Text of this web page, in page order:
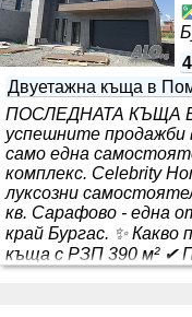
Двуетажна къща в
ПОСЛЕДНАТА КЪЩА В
успешните продажби
само една
комплекс. Celebrity
луксозни
кв. Сарафово - една
край Бургас. ✨
къща с РЗП 390 м² ✔
Панорамна гледка
и премиум